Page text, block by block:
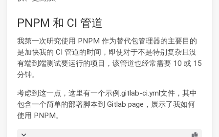
PNPM 和 CI 管道
我第一次研究使用 PNPM 作为替代包管理器的主要目的
是加快我的 CI 管道的时间，即使对于不是特别复杂且没
有端到端测试要运行的项目，该管道也经常需要 10 或 15
分钟。
考虑到这一点，这里有一个示例.gitlab-ci.yml文件，其中
包含一个简单的部署脚本到 Gitlab page，展示了我如何
使用 PNPM。